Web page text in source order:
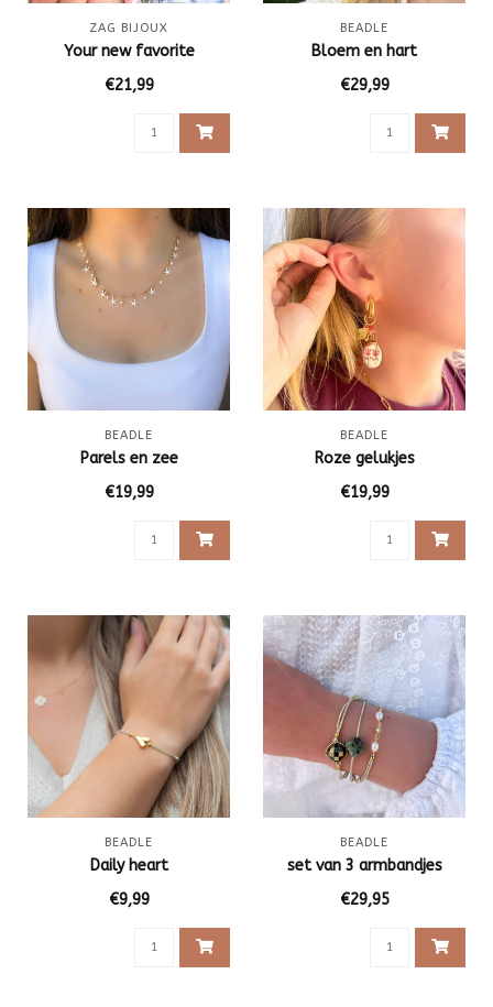
ZAG BIJOUX
Your new favorite
€21,99
BEADLE
Bloem en hart
€29,99
BEADLE
Parels en zee
€19,99
BEADLE
Roze gelukjes
€19,99
BEADLE
Daily heart
€9,99
BEADLE
set van 3 armbandjes
€29,95